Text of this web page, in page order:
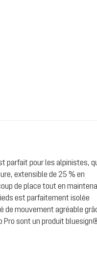
parfait pour les alpinistes,
extensible de 25 % en
de place tout en
est parfaitement isolée
de mouvement agréable
Pro sont un produit